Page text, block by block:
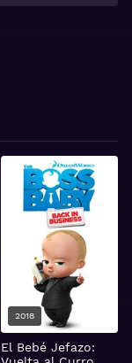
El Bebé Jefazo:
2018